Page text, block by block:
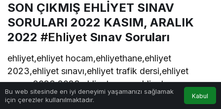
SON ÇIKMIŞ EHLİYET SINAV
SORULARI 2022 KASIM, ARALIK
2022 #Ehliyet Sınav Soruları
ehliyet,ehliyet hocam,ehliyethane,ehliyet
2023,ehliyet sınavı,ehliyet trafik dersi,ehliyet
sınavı 2023,2023 ehliyet sınavı,ehliyet
soruları,2023 ehliyet,ehliyet sınav soruları,ehliyet
Bu web sitesinde en iyi deneyimi yaşamanızı sağlamak
için çerezler kullanılmaktadır.
Kabul
Anasayfa Hesabım